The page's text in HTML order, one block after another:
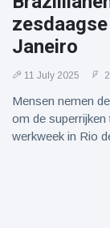
Janeiro
11 July 2025
Mensen nemen
om de superrijken
werkweek in Rio